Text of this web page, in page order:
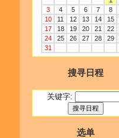
3
4 5 6 7 8
10
11 12 13 14 15
17
18 19 20 21 22
24
25 26 27 28 29
31
搜寻日程
关键字:
选单